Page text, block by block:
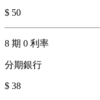
$ 50
8 期 0 利率
分期銀行
$ 38